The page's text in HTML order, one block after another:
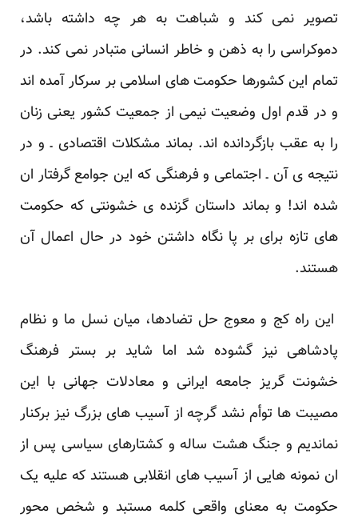
تصویر نمی کند و شباهت به هر چه داشته باشد،
دموکراسی را به ذهن و خاطر انسانی متبادر نمی کند. در
تمام این کشورها حکومت های اسلامی بر سرکار آمده اند
و در قدم اول وضعیت نیمی از جمعیت کشور یعنی زنان
را به عقب بازگردانده اند. بماند مشکلات اقتصادی ـ و در
نتیجه ی آن ـ اجتماعی و فرهنگی که این جوامع گرفتار ان
شده اند! و بماند داستان گزنده ی خشونتی که حکومت
های تازه برای بر پا نگاه داشتن خود در حال اعمال آن
هستند.
این راه کج و معوج حل تضادها، میان نسل ما و نظام
پادشاهی نیز گشوده شد اما شاید بر بستر فرهنگ
خشونت گریز جامعه ایرانی و معادلات جهانی با این
مصیبت ها توأم نشد گرچه از آسیب های بزرگ نیز برکنار
نماندیم و جنگ هشت ساله و کشتارهای سیاسی پس از
ان نمونه هایی از آسیب های انقلابی هستند که علیه یک
حکومت به معنای واقعی کلمه مستبد و شخص محور